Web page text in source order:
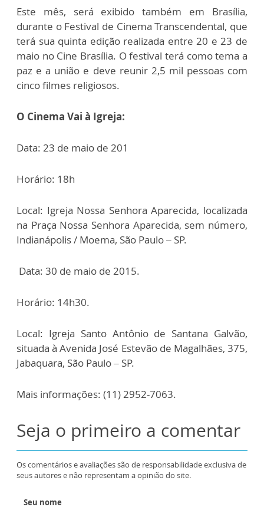
Este mês, será exibido também em Brasília,
durante o Festival de Cinema Transcendental, que
terá sua quinta edição realizada entre 20 e 23 de
maio no Cine Brasília. O festival terá como tema a
paz e a união e deve reunir 2,5 mil pessoas com
cinco filmes religiosos.
O Cinema Vai à Igreja:
Data: 23 de maio de 201
Horário: 18h
Local: Igreja Nossa Senhora Aparecida, localizada
na Praça Nossa Senhora Aparecida, sem número,
Indianápolis / Moema, São Paulo – SP.
Data: 30 de maio de 2015.
Horário: 14h30.
Local: Igreja Santo Antônio de Santana Galvão,
situada à Avenida José Estevão de Magalhães, 375,
Jabaquara, São Paulo – SP.
Mais informações: (11) 2952-7063.
Seja o primeiro a comentar
Os comentários e avaliações são de responsabilidade exclusiva de
seus autores e não representam a opinião do site.
Seu nome